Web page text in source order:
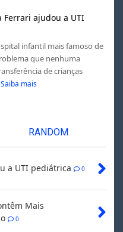
Ferrari ajudou a UTI
infantil mais famoso de
que nenhuma
de crianças
Saiba mais
RANDOM
a UTI pediátrica 0
Mais
0